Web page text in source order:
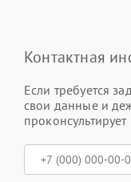
Контактная
Если требуется
свои данные и
проконсультирует